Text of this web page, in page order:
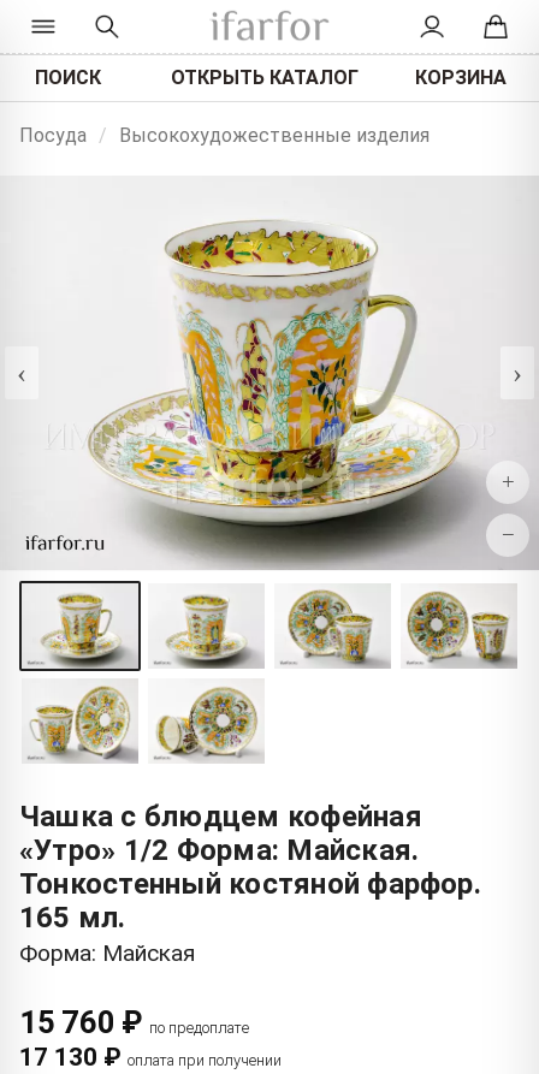
ПОИСК ОТКРЫТЬ КАТАЛОГ КОРЗИНА
Посуда / Высокохудожественные изделия
‹ ›
+
−
Чашка с блюдцем кофейная
«Утро» 1/2 Форма: Майская.
Тонкостенный костяной фарфор.
165 мл.
Форма: Майская
15 760 ₽ по предоплате
17 130 ₽ оплата при получении